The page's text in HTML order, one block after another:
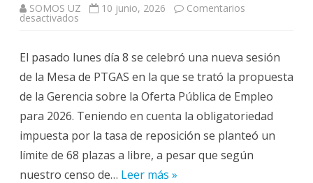
SOMOS UZ 10 junio, 2026 Comentarios
desactivados
rechaza
la
oferta
de
empleo
propuesta
por
Gerencia
El pasado lunes día 8 se celebró una nueva sesión
de la Mesa de PTGAS en la que se trató la propuesta
de la Gerencia sobre la Oferta Pública de Empleo
para 2026. Teniendo en cuenta la obligatoriedad
impuesta por la tasa de reposición se planteó un
límite de 68 plazas a libre, a pesar que según
nuestro censo de… Leer más »